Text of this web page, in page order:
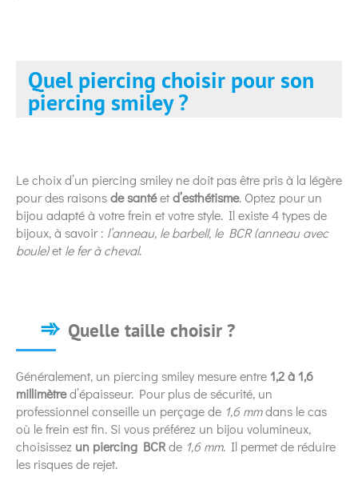
Quel piercing choisir pour son
piercing smiley ?
Le choix d’un piercing smiley ne doit pas être pris à la légère
pour des raisonsde santéetd’esthétisme. Optez pour un
bijou adapté à votre frein et votre style. Il existe 4 types de
bijoux, à savoir : l’anneau, le barbell, le BCR (anneau avec
boule)etle fer à cheval.
Quelle taille choisir ?
Généralement, un piercing smiley mesure entre1,2 à 1,6
millimètred’épaisseur. Pour plus de sécurité, un
professionnel conseille un perçage de 1,6 mmdans le cas
où le frein est fin. Si vous préférez un bijou volumineux,
choisissez un piercing BCRde 1,6 mm. Il permet de réduire
les risques de rejet.